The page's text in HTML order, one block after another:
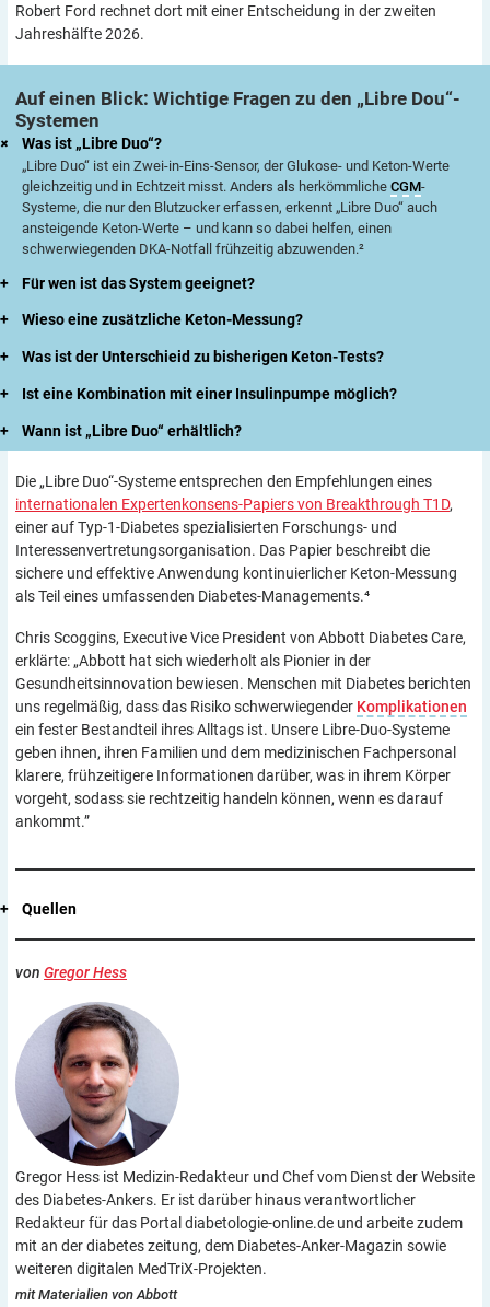
Robert Ford rechnet dort mit einer Entscheidung in der zweiten
Jahreshälfte 2026.
Auf einen Blick: Wichtige Fragen zu den „Libre Dou“-
Systemen
Was ist „Libre Duo“?
„Libre Duo“ ist ein Zwei-in-Eins-Sensor, der Glukose- und Keton-Werte
gleichzeitig und in Echtzeit misst. Anders als herkömmliche CGM-
Systeme, die nur den Blutzucker erfassen, erkennt „Libre Duo“ auch
ansteigende Keton-Werte – und kann so dabei helfen, einen
schwerwiegenden DKA-Notfall frühzeitig abzuwenden.²
+ Für wen ist das System geeignet?
+ Wieso eine zusätzliche Keton-Messung?
+ Was ist der Unterschieid zu bisherigen Keton-Tests?
+ Ist eine Kombination mit einer Insulinpumpe möglich?
+ Wann ist „Libre Duo“ erhältlich?
Die „Libre Duo“-Systeme entsprechen den Empfehlungen eines
internationalen Expertenkonsens-Papiers von Breakthrough T1D,
einer auf Typ-1-Diabetes spezialisierten Forschungs- und
Interessenvertretungsorganisation. Das Papier beschreibt die
sichere und effektive Anwendung kontinuierlicher Keton-Messung
als Teil eines umfassenden Diabetes-Managements.⁴
Chris Scoggins, Executive Vice President von Abbott Diabetes Care,
erklärte: „Abbott hat sich wiederholt als Pionier in der
Gesundheitsinnovation bewiesen. Menschen mit Diabetes berichten
uns regelmäßig, dass das Risiko schwerwiegender Komplikationen
ein fester Bestandteil ihres Alltags ist. Unsere Libre-Duo-Systeme
geben ihnen, ihren Familien und dem medizinischen Fachpersonal
klarere, frühzeitigere Informationen darüber, was in ihrem Körper
vorgeht, sodass sie rechtzeitig handeln können, wenn es darauf
ankommt.”
+ Quellen
von Gregor Hess
Gregor Hess ist Medizin-Redakteur und Chef vom Dienst der Website
des Diabetes-Ankers. Er ist darüber hinaus verantwortlicher
Redakteur für das Portal diabetologie-online.de und arbeite zudem
mit an der diabetes zeitung, dem Diabetes-Anker-Magazin sowie
weiteren digitalen MedTriX-Projekten.
mit Materialien von Abbott